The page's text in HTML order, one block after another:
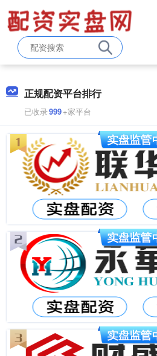
正规配资平台排行
已收录999+家平台